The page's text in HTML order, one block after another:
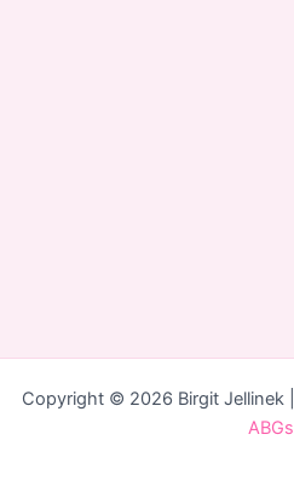
Copyright © 2026 Birgit Jellinek |
ABGs